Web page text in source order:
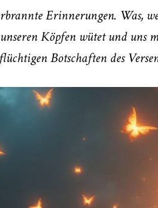
Erinnerungen.
Köpfen wütet und
flüchtigen Botschaften des